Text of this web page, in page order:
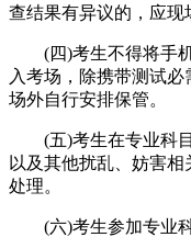
查结果有异议的，应现
(四)考生不得将手机
入考场，除携带测试
场外自行安排保管。
(五)考生在专业科目
以及其他扰乱、妨害
处理。
(六)考生参加专业科